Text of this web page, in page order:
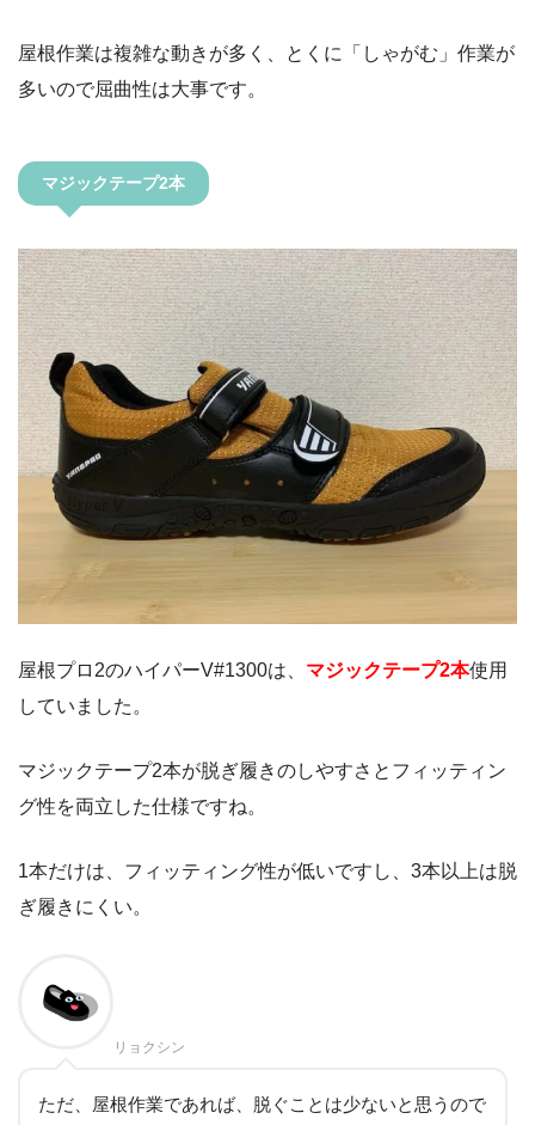
屋根作業は複雑な動きが多く、とくに「しゃがむ」作業が
多いので屈曲性は大事です。
マジックテープ2本
屋根プロ2のハイパーV#1300は、 マジックテープ2本使用
していました。
マジックテープ2本が脱ぎ履きのしやすさとフィッティン
グ性を両立した仕様ですね。
1本だけは、フィッティング性が低いですし、3本以上は脱
ぎ履きにくい。
リョクシン
ただ、屋根作業であれば、脱ぐことは少ないと思うので